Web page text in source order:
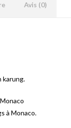
Avis (0)
karung.
à Monaco.